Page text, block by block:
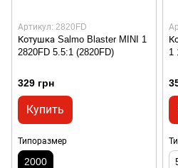
Артикул: 2820FD
Котушка Salmo Blaster MINI 1
2820FD 5.5:1 (2820FD)
329 грн
Купить
Типоразмер
2000
1